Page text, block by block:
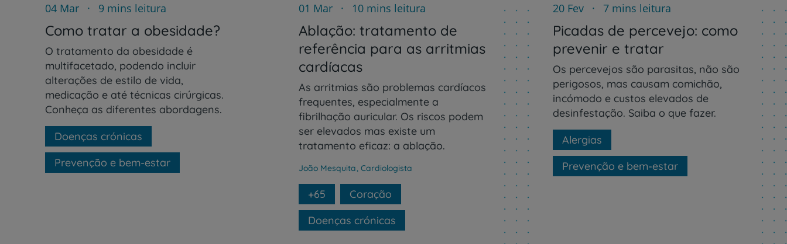
Contacte-nos
04 Mar 9 mins leitura
Como tratar a obesidade?
O tratamento da obesidade é
multifacetado, podendo incluir
alterações de estilo de vida,
medicação e até técnicas cirúrgicas.
Conheça as diferentes abordagens.
Doenças crónicas
Prevenção e bem-estar
01 Mar 10 mins leitura
Ablação: tratamento de
referência para as arritmias
cardíacas
As arritmias são problemas cardíacos
frequentes, especialmente a
fibrilhação auricular. Os riscos podem
ser elevados mas existe um
tratamento eficaz: a ablação.
João Mesquita, Cardiologista
+65
Coração
Doenças crónicas
20 Fev 7 mins leitura
Picadas de percevejo: como
prevenir e tratar
Os percevejos são parasitas, não são
perigosos, mas causam comichão,
incómodo e custos elevados de
desinfestação. Saiba o que fazer.
Alergias
Prevenção e bem-estar